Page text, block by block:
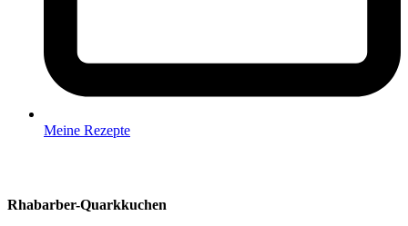
Meine Rezepte
Rhabarber-Quarkkuchen